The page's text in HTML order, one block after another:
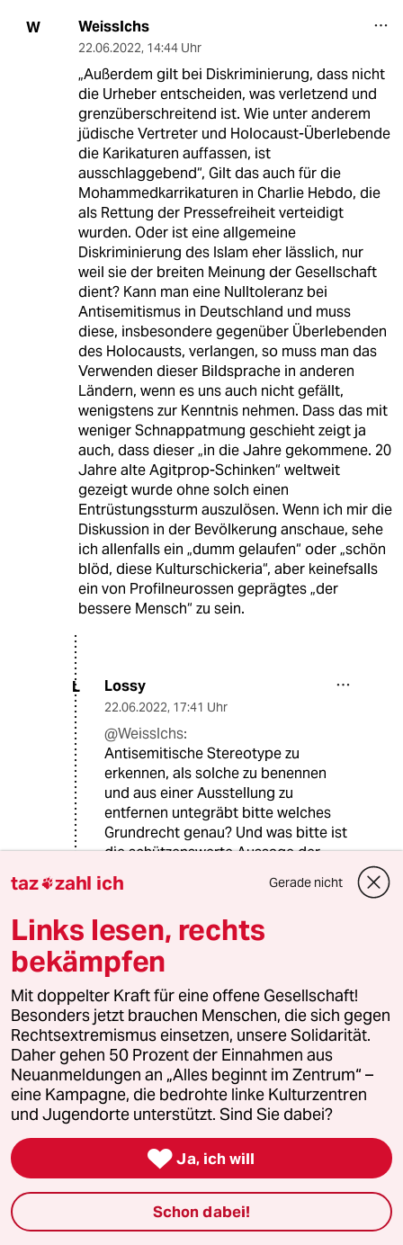
W WeissIchs
22.06.2022, 14:44 Uhr
„Außerdem gilt bei Diskriminierung, dass nicht
die Urheber entscheiden, was verletzend und
grenzüberschreitend ist. Wie unter anderem
jüdische Vertreter und Holocaust-Überlebende
die Karikaturen auffassen, ist
ausschlaggebend“, Gilt das auch für die
Mohammedkarrikaturen in Charlie Hebdo, die
als Rettung der Pressefreiheit verteidigt
wurden. Oder ist eine allgemeine
Diskriminierung des Islam eher lässlich, nur
weil sie der breiten Meinung der Gesellschaft
dient? Kann man eine Nulltoleranz bei
Antisemitismus in Deutschland und muss
diese, insbesondere gegenüber Überlebenden
des Holocausts, verlangen, so muss man das
Verwenden dieser Bildsprache in anderen
Ländern, wenn es uns auch nicht gefällt,
wenigstens zur Kenntnis nehmen. Dass das mit
weniger Schnappatmung geschieht zeigt ja
auch, dass dieser „in die Jahre gekommene. 20
Jahre alte Agitprop-Schinken“ weltweit
gezeigt wurde ohne solch einen
Entrüstungssturm auszulösen. Wenn ich mir die
Diskussion in der Bevölkerung anschaue, sehe
ich allenfalls ein „dumm gelaufen“ oder „schön
blöd, diese Kulturschickeria“, aber keinefsalls
ein von Profilneurossen geprägtes „der
bessere Mensch“ zu sein.
L Lossy
22.06.2022, 17:41 Uhr
@WeissIchs:
Antisemitische Stereotype zu
erkennen, als solche zu benennen
und aus einer Ausstellung zu
entfernen untegräbt bitte welches
Grundrecht genau? Und was bitte ist
die schützenswerte Aussage der
Schweinsgesichter? Kann die
Aussage also nicht ohne diese
Sonntagssegler
22.06.2022, 15:18 Uhr
@WeissIchs:
Ein Mohammed mit Kalashnikow
oder Bombe karikiert ein reales
Problem - übrigens auch für Muslime
- und bedeutet keine
Soldaten mit Schweinegesichtern
und Davidstern hingegen verweisen
Genau das ist der Unterschied.
taz zahl ich Gerade nicht
Links lesen, rechts
bekämpfen
Mit doppelter Kraft für eine offene Gesellschaft!
Besonders jetzt brauchen Menschen, die sich gegen
Rechtsextremismus einsetzen, unsere Solidarität.
Daher gehen 50 Prozent der Einnahmen aus
Neuanmeldungen an „Alles beginnt im Zentrum“ –
eine Kampagne, die bedrohte linke Kulturzentren
und Jugendorte unterstützt. Sind Sie dabei?
 Ja, ich will
Schon dabei!